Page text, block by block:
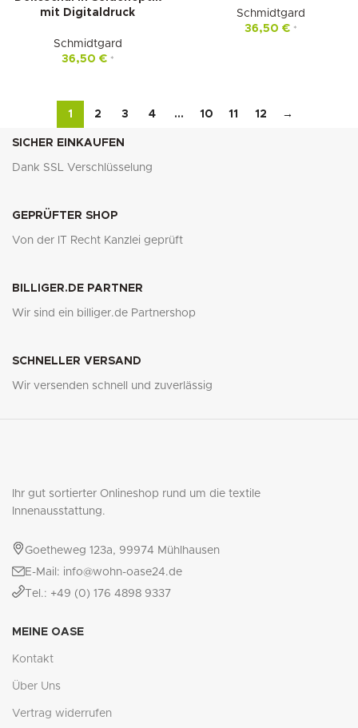
mit Digitaldruck
Schmidtgard
36,50 € *
Schmidtgard
36,50 € *
1 2 3 4 … 10 11 12 →
SICHER EINKAUFEN
Dank SSL Verschlüsselung
GEPRÜFTER SHOP
Von der IT Recht Kanzlei geprüft
BILLIGER.DE PARTNER
Wir sind ein billiger.de Partnershop
SCHNELLER VERSAND
Wir versenden schnell und zuverlässig
Ihr gut sortierter Onlineshop rund um die textile
Innenausstattung.
Goetheweg 123a, 99974 Mühlhausen
E-Mail: info@wohn-oase24.de
Tel.: +49 (0) 176 4898 9337
MEINE OASE
Kontakt
Über Uns
Vertrag widerrufen